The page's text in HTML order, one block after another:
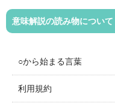
意味解説の読み物について
○から始まる言葉
利用規約